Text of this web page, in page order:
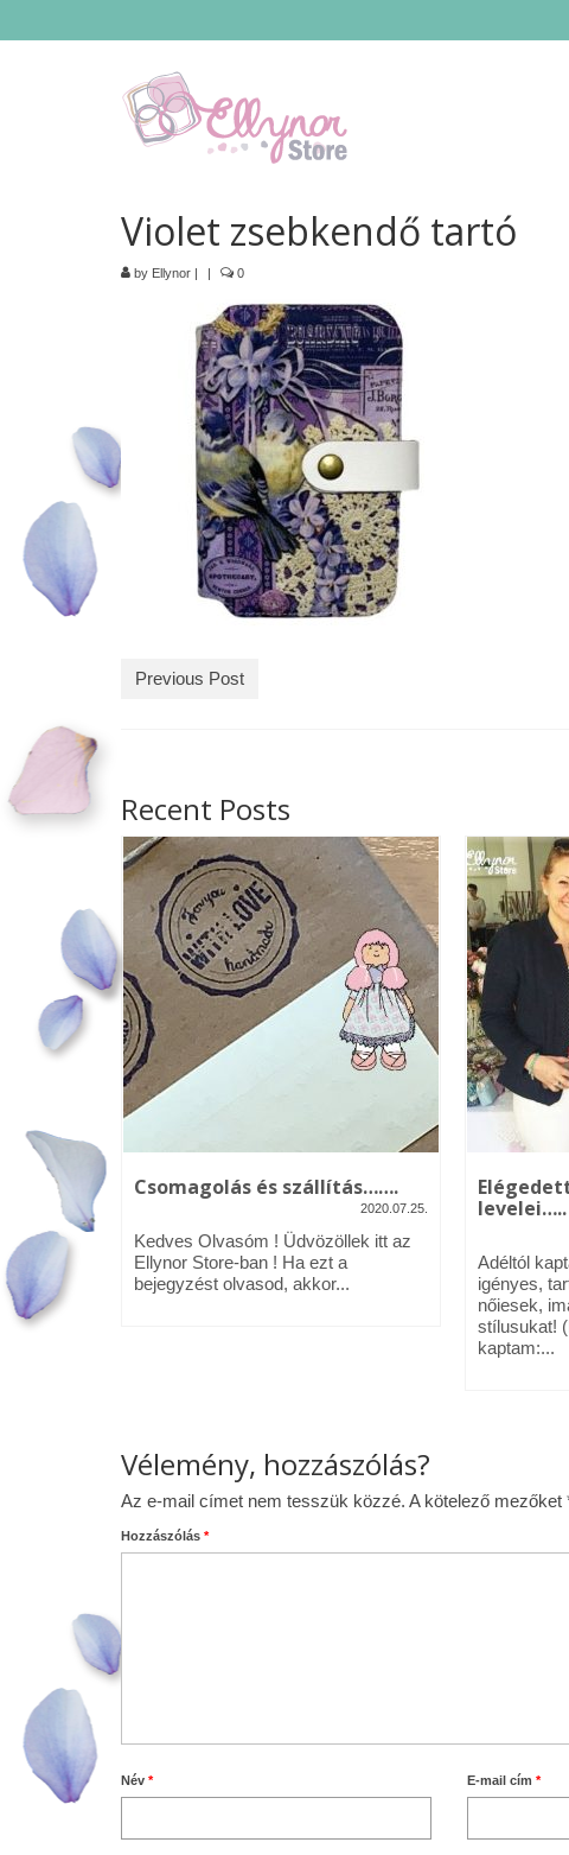
Violet zsebkendő tartó
by Ellynor | | 0
Previous Post
Recent Posts
– Üdv
2020.01.09.
Ellynor
Csomagolás és szállítás…….
2020.07.25.
Kedves Olvasóm ! Üdvözöllek itt az
Ellynor Store-ban ! Ha ezt a
bejegyzést olvasod, akkor...
levelei…..
Adéltól
igényes,
nőiesek,
stílusukat!
kaptam:...
Vélemény, hozzászólás?
Az e-mail címet nem tesszük közzé. A kötelező mezőket
Hozzászólás *
Név * E-mail cím*